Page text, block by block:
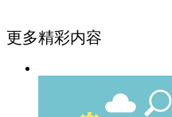
更多精彩内容